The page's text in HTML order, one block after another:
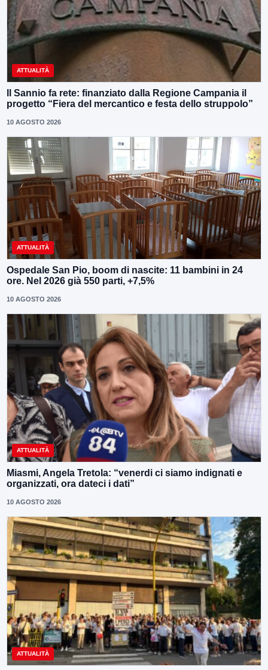
ATTUALITÀ
ll Sannio fa rete: finanziato dalla Regione Campania il
progetto “Fiera del mercantico e festa dello struppolo”
10 AGOSTO 2026
ATTUALITÀ
Ospedale San Pio, boom di nascite: 11 bambini in 24
ore. Nel 2026 già 550 parti, +7,5%
10 AGOSTO 2026
ATTUALITÀ
Miasmi, Angela Tretola: “venerdi ci siamo indignati e
organizzati, ora dateci i dati”
10 AGOSTO 2026
ATTUALITÀ